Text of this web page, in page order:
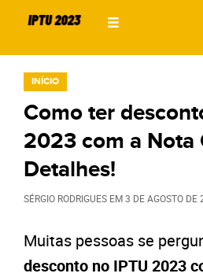
INÍCIO
Como ter
2023 com a Nota
Detalhes!
SÉRGIO RODRIGUES EM3 DE AGOSTO DE
Muitas pessoas se
desconto no IPTU 2023